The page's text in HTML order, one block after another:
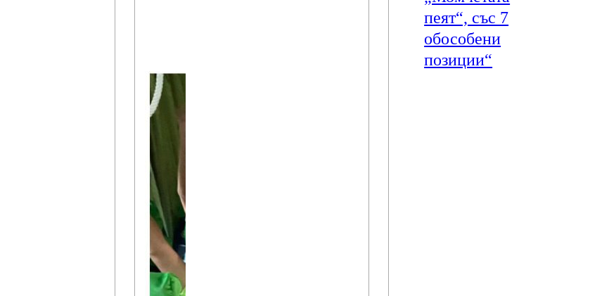
пеят“, със 7
обособени
позиции“